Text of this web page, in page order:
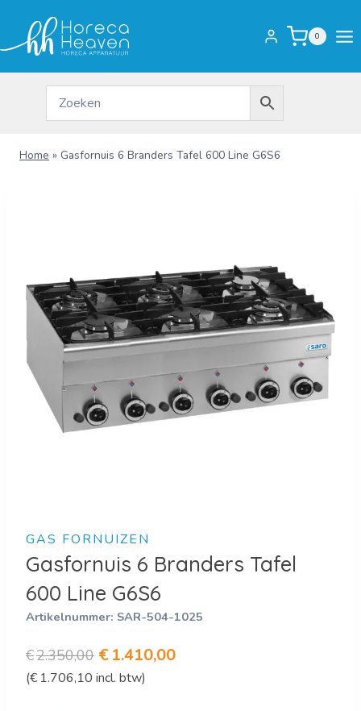
inhoud
0
Home » Gasfornuis 6 Branders Tafel 600 Line G6S6
GAS FORNUIZEN
Gasfornuis 6 Branders Tafel
600 Line G6S6
Artikelnummer: SAR-504-1025
€2.350,00 Oorspronkelijke
prijs
€1.410,00Huidige
(€ 1.706,10 incl. btw)